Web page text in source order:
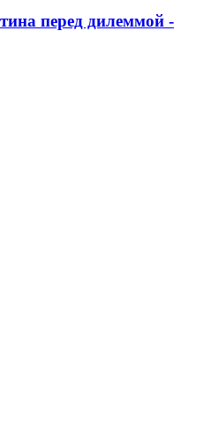
перед дилеммой -